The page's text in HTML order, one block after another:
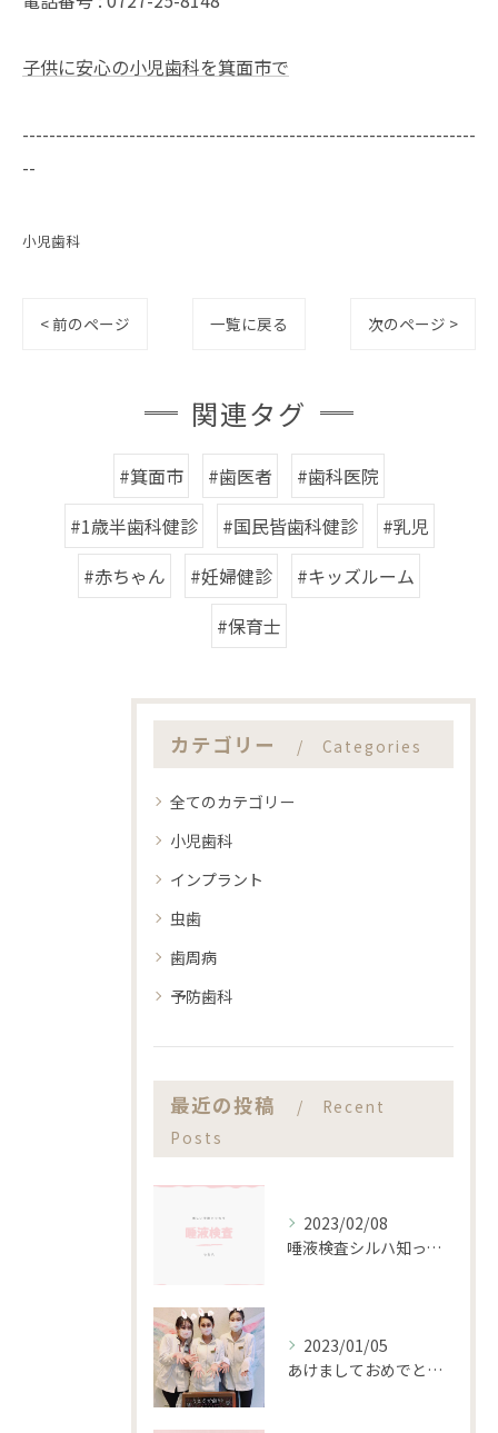
子供に安心の小児歯科を箕面市で
--------------------------------------------------------------------
--
小児歯科
< 前のページ 一覧に戻る 次のページ >
関連タグ
#箕面市 #歯医者
#歯科医院
#1歳半歯科健診
#国民皆歯科健診
#乳児
#赤ちゃん
#妊婦健診
#キッズルーム
#保育士
カテゴリー Categories
全てのカテゴリー
小児歯科
インプラント
虫歯
歯周病
予防歯科
最近の投稿
Recent
Posts
2023/02/08
唾液検査シルハ知ってますか？？
2023/01/05
あけましておめでとうございます。